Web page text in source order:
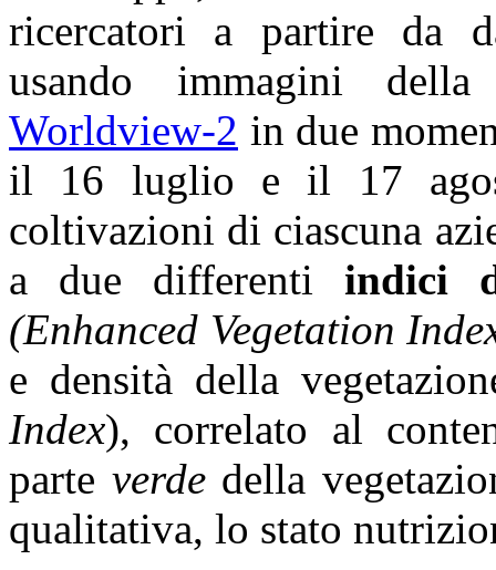
ricercatori a partire da
usando immagini
Worldview-2 in due
il 16 luglio e il 17
coltivazioni di ciascuna
a due differenti indici
(Enhanced Vegetation
e densità della
Index), correlato al
parte verdedella
qualitativa, lo stato